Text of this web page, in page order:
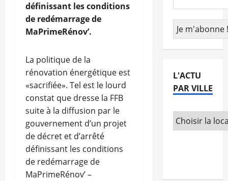
définissant les conditions
de redémarrage de
MaPrimeRénov’.
La politique de la
rénovation énergétique est
«sacrifiée». Tel est le lourd
constat que dresse la FFB
suite à la diffusion par le
gouvernement d’un projet
de décret et d’arrêté
définissant les conditions
de redémarrage de
MaPrimeRénov’ –
L'ACTU
PAR VILLE